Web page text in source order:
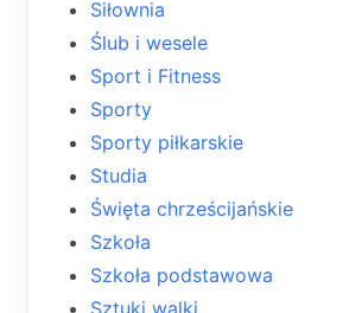
Siłownia
Ślub i wesele
Sport i Fitness
Sporty
Sporty piłkarskie
Studia
Święta chrześcijańskie
Szkoła
Szkoła podstawowa
Sztuki walki